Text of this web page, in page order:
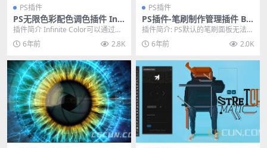
PS插件
PS无限色彩配色调色插件 Infi
nite Color Panel For Photo
shop 2020 Win
插件简介 Infinite Color可以通过曲
线、色彩平衡、色彩选取、渐变贴
图...6年前 2.8K
PS插件
PS插件-笔刷制作管理插件 Br
usherator 1.7.2 for Photos
hop CC–2020 Win/Mac
插件简介: PS默认的笔刷面板无法直
接预览笔刷，笔刷很多的时候无法
快速找到合适的...
6年前 2.0K